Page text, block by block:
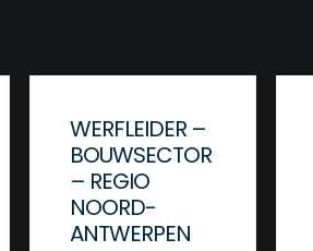
WERFLEIDER –
BOUWSECTOR
– REGIO
NOORD-
ANTWERPEN